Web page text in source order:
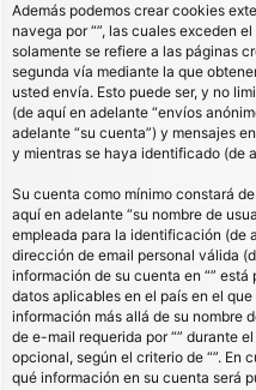
Además podemos crear cookies
navega por “”, las cuales exceden
solamente se refiere a las páginas
segunda vía mediante la que
usted envía. Esto puede ser, y no
(de aquí en adelante “envíos
adelante “su cuenta”) y mensajes
y mientras se haya identificado (de
Su cuenta como mínimo constará
aquí en adelante “su nombre de
empleada para la identificación (de
dirección de email personal válida
información de su cuenta en “”
datos aplicables en el país en el
información más allá de su nombre
de e-mail requerida por “” durante
opcional, según el criterio de “”. En
qué información en su cuenta será